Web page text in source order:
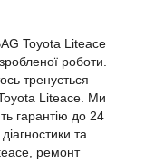
Toyota Liteace
роботи.
тренується
Liteace. Ми
гарантію до 24
та
ремонт